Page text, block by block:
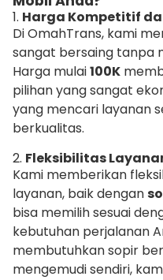
1. Harga Kompetitif
Di OmahTrans, kami
sangat bersaing tanpa
Harga mulai100K
pilihan yang sangat
yang mencari layanan
berkualitas.
2. Fleksibilitas
Kami memberikan
layanan, baik dengan
bisa memilih sesuai
kebutuhan perjalanan
membutuhkan sopir
mengemudi sendiri,